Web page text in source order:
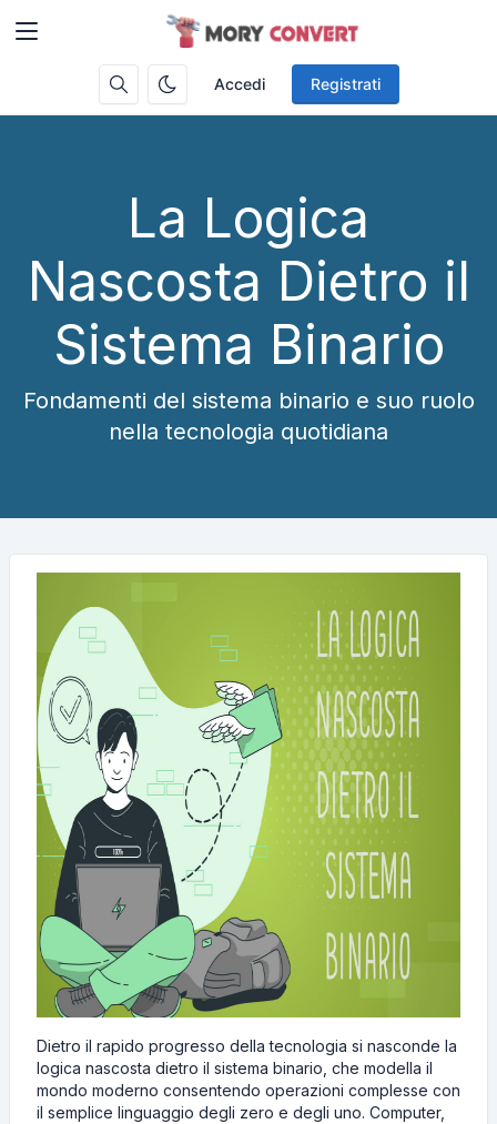
Accedi Registrati
La Logica
Nascosta Dietro il
Sistema Binario
Fondamenti del sistema binario e suo ruolo
nella tecnologia quotidiana
Dietro il rapido progresso della tecnologia si nasconde la
logica nascosta dietro il sistema binario, che modella il
mondo moderno consentendo operazioni complesse con
il semplice linguaggio degli zero e degli uno. Computer,